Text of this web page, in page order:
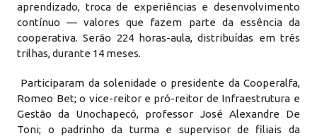
aprendizado, troca de experiências e desenvolvimento
contínuo — valores que fazem parte da essência da
cooperativa. Serão 224 horas-aula, distribuídas em três
trilhas, durante 14 meses.
Participaram da solenidade o presidente da Cooperalfa,
Romeo Bet; o vice-reitor e pró-reitor de Infraestrutura e
Gestão da Unochapecó, professor José Alexandre De
Toni; o padrinho da turma e supervisor de filiais da